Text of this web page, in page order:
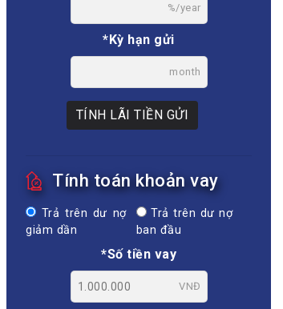
%/year
*Kỳ hạn gửi
month
TÍNH LÃI TIỀN GỬI
Tính toán khoản vay
Trả trên dư nợ
giảm dần
Trả trên dư nợ
ban đầu
*Số tiền vay
VNĐ